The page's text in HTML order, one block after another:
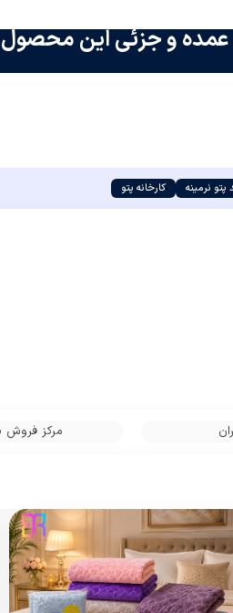
و جزئی این محصول
پتو نرمینه کارخانه پتو
مرکز فروش